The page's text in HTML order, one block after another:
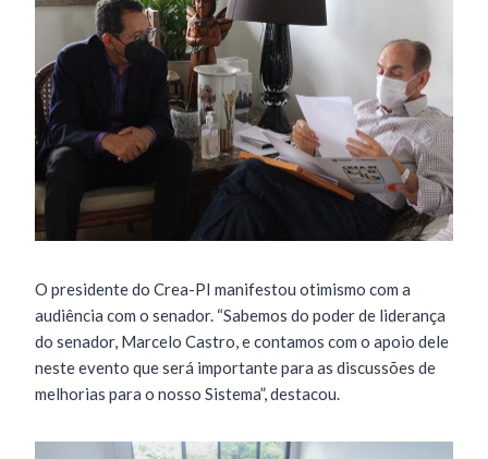
O presidente do Crea-PI manifestou otimismo com a
audiência com o senador. “Sabemos do poder de liderança
do senador, Marcelo Castro, e contamos com o apoio dele
neste evento que será importante para as discussões de
melhorias para o nosso Sistema”, destacou.